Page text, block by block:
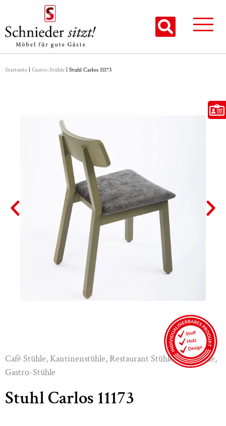
Startseite | Gastro-Stühle | Stuhl Carlos 11173
Café Stühle, Kantinenstühle,Restaurant Stühle,Holzstühle,
Gastro-Stühle
Stuhl Carlos 11173